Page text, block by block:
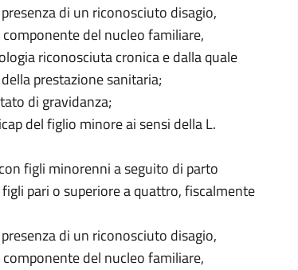
di un riconosciuto disagio,
del nucleo familiare,
riconosciuta cronica e dalla quale
prestazione sanitaria;
di gravidanza;
del figlio minore ai sensi della L.
figli minorenni a seguito di parto
pari o superiore a quattro, fiscalmente
di un riconosciuto disagio,
del nucleo familiare,